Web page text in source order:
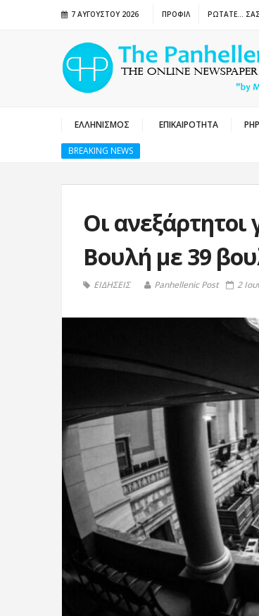
7 ΑΥΓΟΎΣΤΟΥ 2026 ΠΡΟΦΙΛ ΡΩΤΑΤΕ…
ΕΛΛΗΝΙΣΜΟΣ ΕΠΙΚΑΙΡΟΤΗΤΑ
BREAKING NEWS
Οι ανεξάρτητοι
Βουλή με 39
ΕΙΔΗΣΕΙΣ Panhellenic Post 2